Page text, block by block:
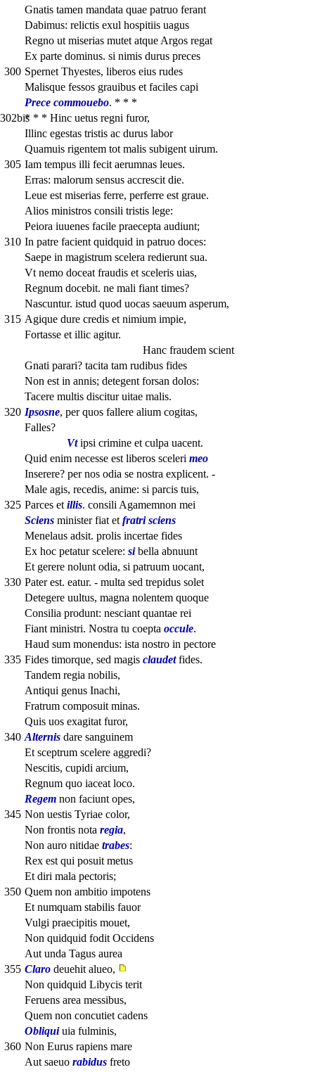
Gnatis tamen mandata quae patruo ferant
Dabimus: relictis exul hospitiis uagus
Regno ut miserias mutet atque Argos regat
Ex parte dominus. si nimis durus preces
300 Spernet Thyestes, liberos eius rudes
Malisque fessos grauibus et faciles capi
Prece commouebo. * * *
302bis* * * Hinc uetus regni furor,
Illinc egestas tristis ac durus labor
Quamuis rigentem tot malis subigent uirum.
305 Iam tempus illi fecit aerumnas leues.
Erras: malorum sensus accrescit die.
Leue est miserias ferre, perferre est graue.
Alios ministros consili tristis lege:
Peiora iuuenes facile praecepta audiunt;
310 In patre facient quidquid in patruo doces:
Saepe in magistrum scelera redierunt sua.
Vt nemo doceat fraudis et sceleris uias,
Regnum docebit. ne mali fiant times?
Nascuntur. istud quod uocas saeuum asperum,
315 Agique dure credis et nimium impie,
Fortasse et illic agitur.
Hanc fraudem scient
Gnati parari? tacita tam rudibus fides
Non est in annis; detegent forsan dolos:
Tacere multis discitur uitae malis.
320 Ipsosne, per quos fallere alium cogitas,
Falles?
Vtipsi crimine et culpa uacent.
Quid enim necesse est liberos sceleri meo
Inserere? per nos odia se nostra explicent. -
Male agis, recedis, anime: si parcis tuis,
325 Parces et illis. consili Agamemnon mei
Sciens minister fiat et fratri sciens
Menelaus adsit. prolis incertae fides
Ex hoc petatur scelere: sibella abnuunt
Et gerere nolunt odia, si patruum uocant,
330 Pater est. eatur. - multa sed trepidus solet
Detegere uultus, magna nolentem quoque
Consilia produnt: nesciant quantae rei
Fiant ministri. Nostra tu coepta occule.
Haud sum monendus: ista nostro in pectore
335 Fides timorque, sed magis claudetfides.
Tandem regia nobilis,
Antiqui genus Inachi,
Fratrum composuit minas.
Quis uos exagitat furor,
340 Alternis dare sanguinem
Et sceptrum scelere aggredi?
Nescitis, cupidi arcium,
Regnum quo iaceat loco.
Regem non faciunt opes,
345 Non uestis Tyriae color,
Non frontis nota regia,
Non auro nitidae trabes:
Rex est qui posuit metus
Et diri mala pectoris;
350 Quem non ambitio impotens
Et numquam stabilis fauor
Vulgi praecipitis mouet,
Non quidquid fodit Occidens
Aut unda Tagus aurea
355 Claro deuehit alueo,
Non quidquid Libycis terit
Feruens area messibus,
Quem non concutiet cadens
Obliquiuia fulminis,
360 Non Eurus rapiens mare
Aut saeuo rabidus freto